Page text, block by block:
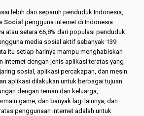
lebih dari separuh penduduk Indonesia,
Social pengguna internet di Indonesia
atau setara 66,8% dari populasi penduduk
media sosial aktif sebanyak 139
itu setiap harinya mampu menghabiskan
internet dengan jenis aplikasi teratas yang
sosial, aplikasi percakapan, dan mesin
aplikasi dilakukan untuk berbagai tujuan
dengan teman dan keluarga,
game, dan banyak lagi lainnya, dan
penggunaan internet adalah untuk